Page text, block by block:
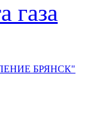
газа
БРЯНСК"